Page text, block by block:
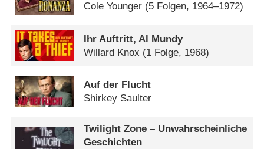
Cole Younger (5 Folgen, 1964–1972)
Ihr Auftritt, Al Mundy
Willard Knox (1 Folge, 1968)
Auf der Flucht
Shirkey Saulter
Twilight Zone – Unwahrscheinliche
Geschichten